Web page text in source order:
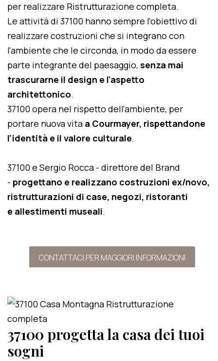
per realizzare Ristrutturazione completa.
Le attività di 37100 hanno sempre l'obiettivo di
realizzare costruzioni che si integrano con
l'ambiente che le circonda, in modo da essere
parte integrante del paesaggio, senza mai
trascurarne il design e l'aspetto
architettonico.
37100 opera nel rispetto dell'ambiente, per
portare nuova vita a Courmayer, rispettandone
l'identità e il valore culturale.
37100 e Sergio Rocca - direttore del Brand
- progettano e realizzano costruzioni ex/novo,
ristrutturazioni di case, negozi, ristoranti
e allestimenti museali.
CONTATTACI PER MAGGIORI INFORMAZIONI
37100 progetta la casa dei tuoi
sogni